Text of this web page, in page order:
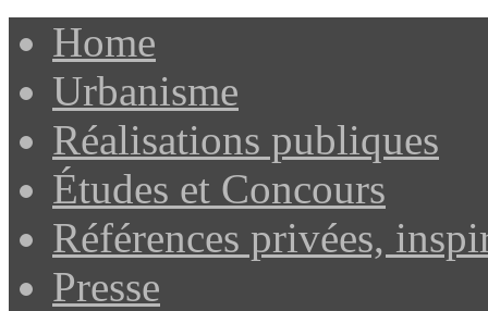
Home
Urbanisme
Réalisations publiques
Études et Concours
Références privées,
Presse